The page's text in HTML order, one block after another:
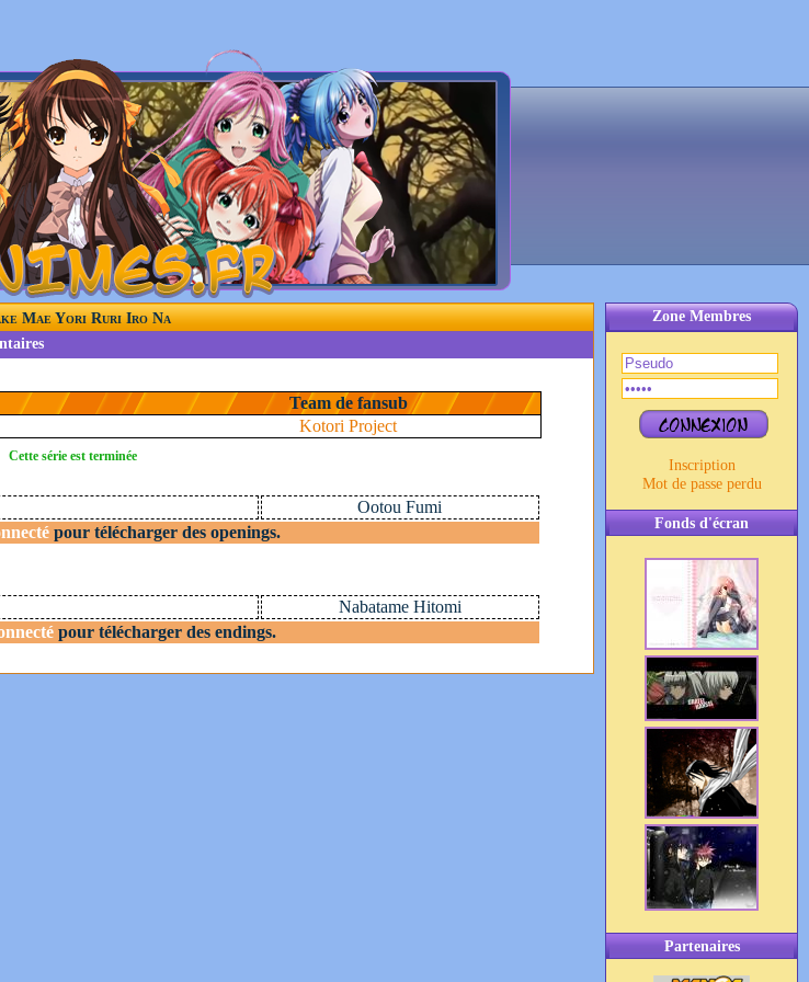
Zone Membres
Inscription
Mot de passe perdu
Fonds d'écran
Partenaires
Mae Yori Ruri Iro Na
Team de fansub
Kotori Project
Cette série est terminée
Ootou Fumi
pour télécharger des openings.
Nabatame Hitomi
pour télécharger des endings.